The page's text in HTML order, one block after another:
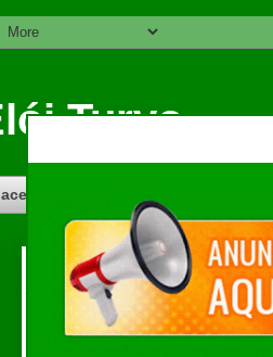
Turvo
do Blog do Elói
segunda-feira, 6 de
Resultados da